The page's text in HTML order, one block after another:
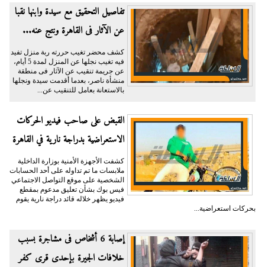
تفاصيل التحقيق مع سيدة وابنها نقبا
عن الآثار فى القاهرة ونتج عنه...
كشف محضر تغيب حررته ربة منزل تفيد
فيه تغيب نجلها عن المنزل لمدة 5 أيام،
عن جريمة تنقيب عن الآثار فى منطقة
منشأة ناصر، بعدما أقدمت سيدة ونجلها
بالاستعانة بعامل للتنقيب عن...
القبض على صاحب فيديو الحركات
الاستعراضية بدراجة نارية في القاهرة
كشفت الأجهزة الأمنية بوزارة الداخلية
ملابسات ما تم تداوله على أحد الحسابات
الشخصية على موقع التواصل الاجتماعي
فيس بوك بشأن تعليق مدعوم بمقطع
فيديو يظهر خلاله قائد دراجة نارية يقوم
بحركات استعراضية...
إصابة 6 أشخاص فى مشاجرة بسبب
خلافات الجيرة بإحدى قرى كفر